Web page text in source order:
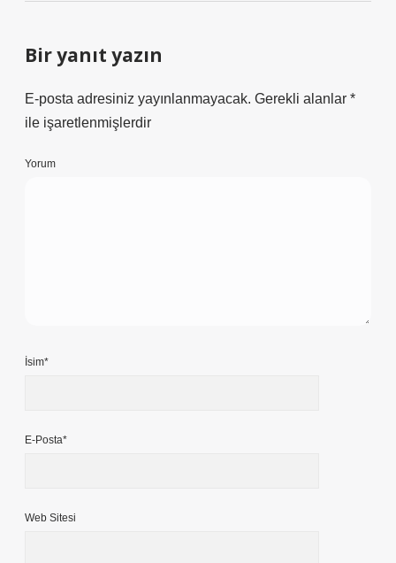
Bir yanıt yazın
E-posta adresiniz yayınlanmayacak. Gerekli alanlar *
ile işaretlenmişlerdir
Yorum
İsim*
E-Posta*
Web Sitesi